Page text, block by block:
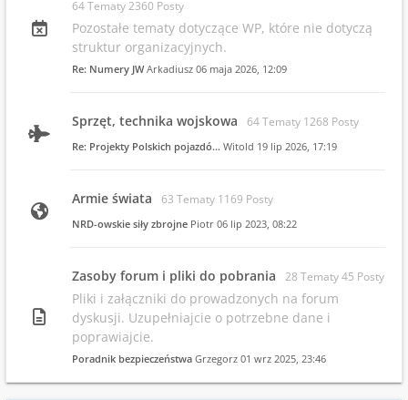
64 Tematy 2360 Posty
Pozostałe tematy dotyczące WP, które nie dotyczą
struktur organizacyjnych.
Re: Numery JW Arkadiusz 06 maja 2026, 12:09
Sprzęt, technika wojskowa 64 Tematy 1268 Posty
Re: Projekty Polskich pojazdó… Witold 19 lip 2026, 17:19
Armie świata 63 Tematy 1169 Posty
NRD-owskie siły zbrojne Piotr 06 lip 2023, 08:22
Zasoby forum i pliki do pobrania 28 Tematy 45 Posty
Pliki i załączniki do prowadzonych na forum
dyskusji. Uzupełniajcie o potrzebne dane i
poprawiajcie.
Poradnik bezpieczeństwa Grzegorz 01 wrz 2025, 23:46